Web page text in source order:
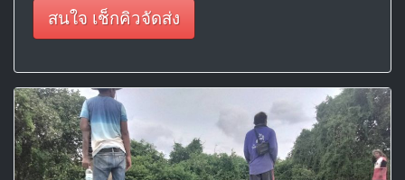
สนใจ เช็กคิวจัดส่ง